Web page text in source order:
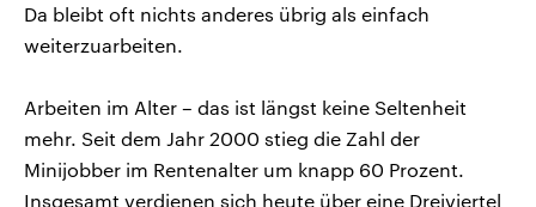
Da bleibt oft nichts anderes übrig als einfach
weiterzuarbeiten.
Arbeiten im Alter – das ist längst keine Seltenheit
mehr. Seit dem Jahr 2000 stieg die Zahl der
Minijobber im Rentenalter um knapp 60 Prozent.
Insgesamt verdienen sich heute über eine Dreiviertel